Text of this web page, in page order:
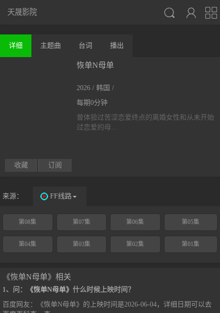



天晟影院
详细 主题曲 台词 播出
收藏 订阅
恢单N母单
2026 / 韩国 /
每期0分钟
曾体验过苦涩恋爱终点的离婚女性和从未开始
过恋爱的母…
来源： FF线路
第08集 第07集 第06集 第05集
第04集 第03集 第02集 第01集
《恢单N母单》相关
1、问： 《恢单N母单》 什么时候上映时间？
百度网友：《恢单N母单》的上映时间是2026-06-04，详细日期可以去